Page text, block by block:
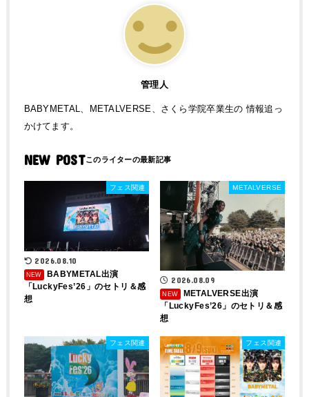
管理人
BABYMETAL、METALVERSE、さくら学院卒業生の 情報追っ
かけてます。
NEW POST
フェス関連
2026.08.10
BABYMETAL出演
「LuckyFes’26」のセトリ＆感
想
METALVERSE
2026.08.09
METALVERSE出演
「LuckyFes’26」のセトリ＆感
想
フェス関連 フェス関連